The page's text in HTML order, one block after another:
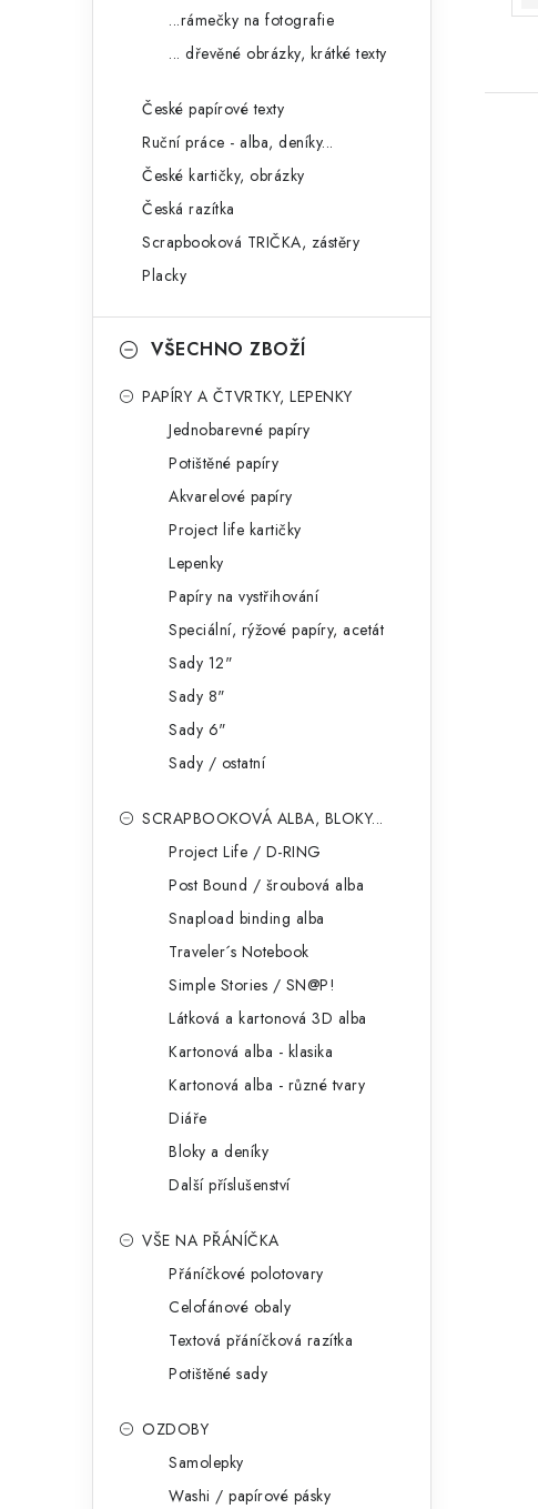
...rámečky na fotografie
... dřevěné obrázky, krátké texty
České papírové texty
Ruční práce - alba, deníky...
České kartičky, obrázky
Česká razítka
Scrapbooková TRIČKA, zástěry
Placky
VŠECHNO ZBOŽÍ
PAPÍRY A ČTVRTKY, LEPENKY
Jednobarevné papíry
Potištěné papíry
Akvarelové papíry
Project life kartičky
Lepenky
Papíry na vystřihování
Speciální, rýžové papíry, acetát
Sady 12"
Sady 8"
Sady 6"
Sady / ostatní
SCRAPBOOKOVÁ ALBA, BLOKY...
Project Life / D-RING
Post Bound / šroubová alba
Snapload binding alba
Traveler´s Notebook
Simple Stories / SN@P!
Látková a kartonová 3D alba
Kartonová alba - klasika
Kartonová alba - různé tvary
Diáře
Bloky a deníky
Další příslušenství
VŠE NA PŘÁNÍČKA
Přáníčkové polotovary
Celofánové obaly
Textová přáníčková razítka
Potištěné sady
OZDOBY
Samolepky
Washi / papírové pásky